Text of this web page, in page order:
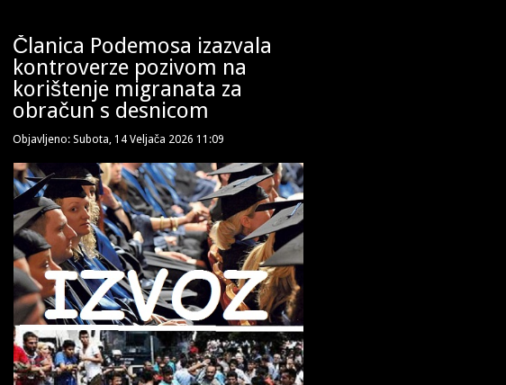
Članica Podemosa izazvala
kontroverze pozivom na
korištenje migranata za
obračun s desnicom
Objavljeno: Subota, 14 Veljača 2026 11:09